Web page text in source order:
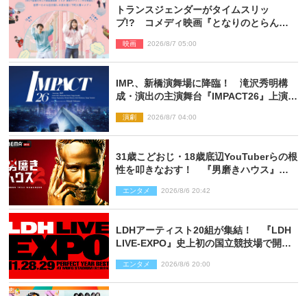
トランスジェンダーがタイムスリッ
プ!? コメディ映画『となりのとらんす
映画 2026/8/7 05:00
IMP.、新橋演舞場に降臨！ 滝沢秀明構
成・演出の主演舞台『IMPACT26』上演決
演劇 2026/8/7 04:00
31歳こどおじ・18歳底辺YouTuberらの根
性を叩きなおす！ 『男磨きハウス』第2
エンタメ 2026/8/6 20:42
LDHアーティスト20組が集結！ 『LDH
LIVE‐EXPO』史上初の国立競技場で開催
エンタメ 2026/8/6 20:00